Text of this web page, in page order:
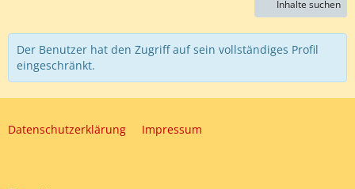
Inhalte suchen
Der Benutzer hat den Zugriff auf sein vollständiges Profil
eingeschränkt.
Datenschutzerklärung Impressum